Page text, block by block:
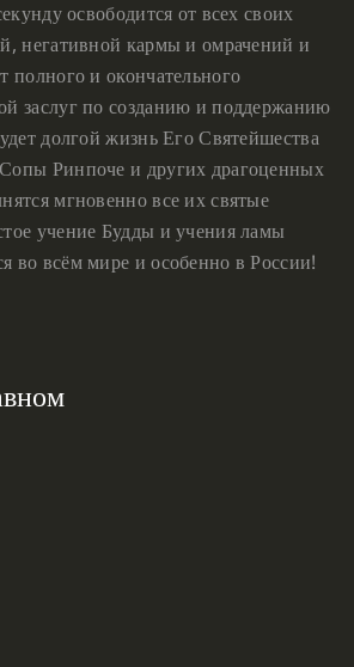
освободится от всех своих
негативной кармы и омрачений и
полного и окончательного
заслуг по созданию и поддержанию
долгой жизнь Его Святейшества
Ринпоче и других драгоценных
мгновенно все их святые
учение Будды и учения ламы
во всём мире и особенно в России!